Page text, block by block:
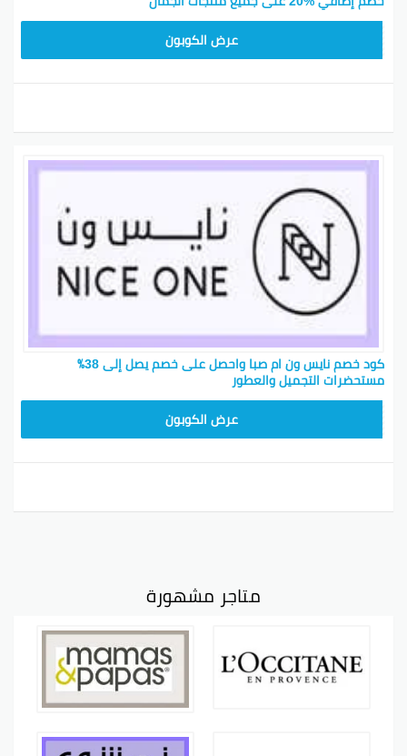
عرض الكوبون
كود خصم نايس ون ام صبا واحصل على خصم يصل إلى 38٪
مستحضرات التجميل والعطور
عرض الكوبون
متاجر مشهورة